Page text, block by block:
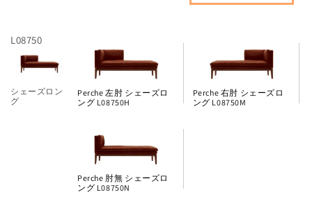
L08750
シェーズロン
グ
Perche 左肘 シェーズロ
ング L08750H
Perche 右肘 シェーズロ
ング L08750M
Perche 肘無 シェーズロ
ング L08750N